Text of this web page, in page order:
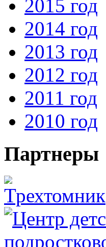
2015 год
2014 год
2013 год
2012 год
2011 год
2010 год
Партнеры